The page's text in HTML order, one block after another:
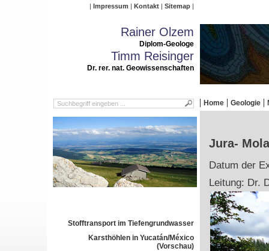
Impressum Kontakt Sitemap
Rainer Olzem
Diplom-Geologe
Timm Reisinger
Dr. rer. nat. Geowissenschaften
Home Geologie
Stofftransport im Tiefengrundwasser
Karsthöhlen in Yucatán/México
(Vorschau)
Jura-
Datum der
Leitung: Dr.